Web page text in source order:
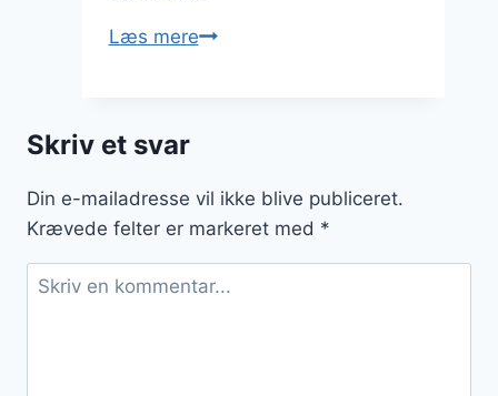
Læs mereHavtaske
Skriv et svar
Din e-mailadresse vil ikke blive publiceret.
Krævede felter er markeret med *